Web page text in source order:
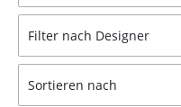
Bänke & Liegen
Sitzsäcke
Filter nach Designer
Sortieren nach